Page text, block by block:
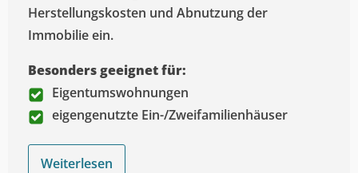
Herstellungskosten und Abnutzung der
Immobilie ein.
Besonders geeignet für:
Eigentumswohnungen
eigengenutzte Ein-/Zweifamilienhäuser
Weiterlesen